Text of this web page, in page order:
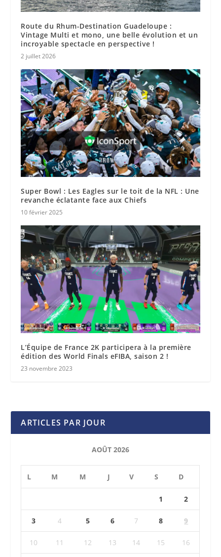
Route du Rhum-Destination Guadeloupe :
Vintage Multi et mono, une belle évolution et un
incroyable spectacle en perspective !
2 juillet 2026
Super Bowl : Les Eagles sur le toit de la NFL : Une
revanche éclatante face aux Chiefs
10 février 2025
L’Équipe de France 2K participera à la première
édition des World Finals eFIBA, saison 2 !
23 novembre 2023
ARTICLES PAR JOUR
AOÛT 2026
L M M J V S D
1 2
3 4 5 6 7 8 9
10 11 12 13 14 15 16